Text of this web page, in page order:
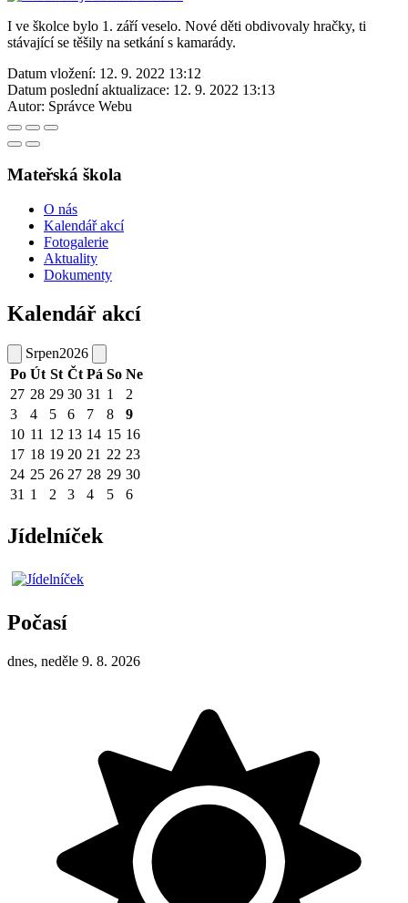
I ve školce bylo 1. září veselo. Nové děti obdivovaly hračky, ti
stávající se těšily na setkání s kamarády.
Datum vložení: 12. 9. 2022 13:12
Datum poslední aktualizace: 12. 9. 2022 13:13
Autor: Správce Webu
Mateřská škola
O nás
Kalendář akcí
Fotogalerie
Aktuality
Dokumenty
Kalendář akcí
Srpen2026
Po Út St Čt Pá So Ne
27 28 29 30 31 1
2
3
4 5 6 7 8
9
10 11 12 13 14 15 16
17 18 19 20 21 22 23
24 25 26 27 28 29 30
31 1 2 3 4 5 6
Jídelníček
Počasí
dnes, neděle 9. 8. 2026